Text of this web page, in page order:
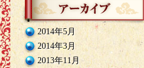
2014年5月
2014年3月
2013年11月